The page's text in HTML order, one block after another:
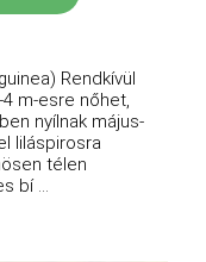
Rendkívül
m-esre nőhet,
nyílnak május-
liláspirosra
télen
bí ...